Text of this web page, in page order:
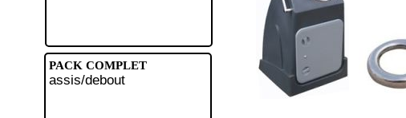
PACK COMPLET
assis/debout